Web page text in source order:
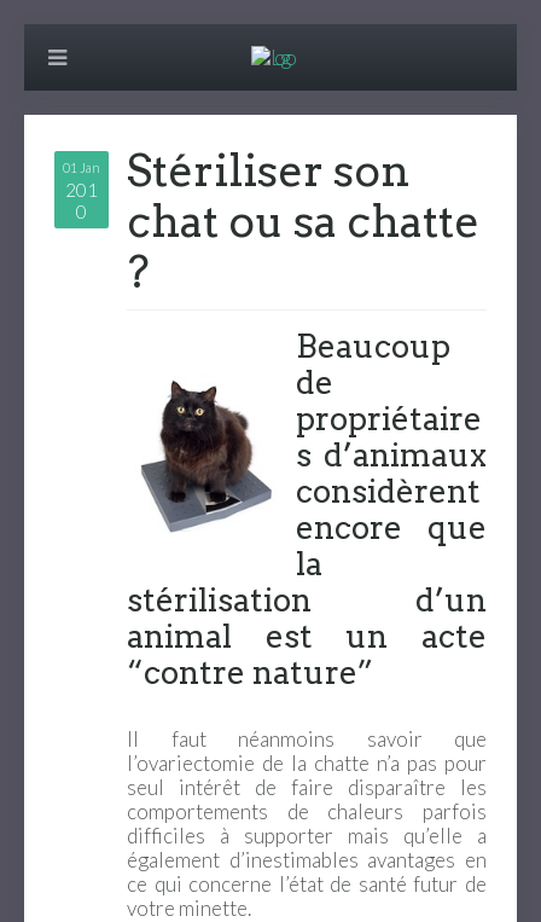
01 Jan
201
0
Stériliser son
chat ou sa chatte
?
Beaucoup
de
propriétaire
s d’animaux
considèrent
encore que
la
stérilisation d’un
animal est un acte
“contre nature”
Il faut néanmoins savoir que
l’ovariectomie de la chatte n’a pas pour
seul intérêt de faire disparaître les
comportements de chaleurs parfois
difficiles à supporter mais qu’elle a
également d’inestimables avantages en
ce qui concerne l’état de santé futur de
votre minette.